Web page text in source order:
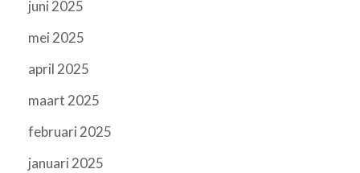
juni 2025
mei 2025
april 2025
maart 2025
februari 2025
januari 2025